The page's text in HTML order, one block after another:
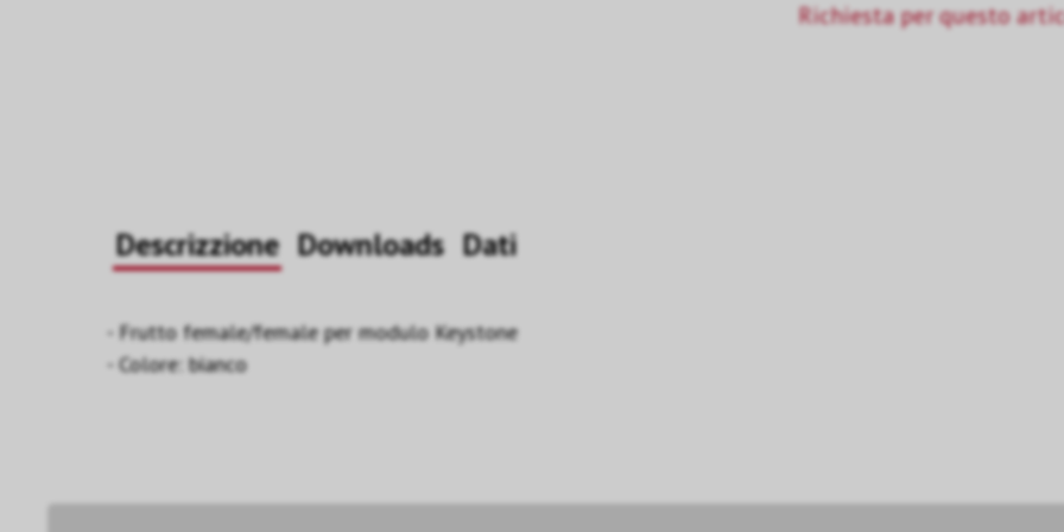
Richiesta per questo
Descrizzione Downloads Dati
- Frutto female/female per modulo Keystone
- Colore: bianco